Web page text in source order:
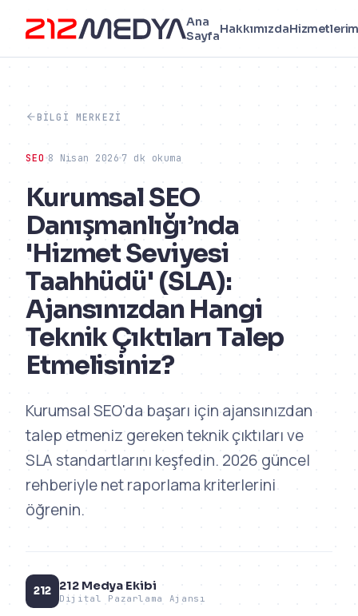
Ana
SayfaHakkımızda
BILGI MERKEZI
SEO 8 Nisan 2026 7 dk okuma
Kurumsal SEO
Danışmanlığı’nda
'Hizmet Seviyesi
Taahhüdü' (SLA):
Ajansınızdan Hangi
Teknik Çıktıları Talep
Etmelisiniz?
Kurumsal SEO'da başarı için ajansınızdan
talep etmeniz gereken teknik çıktıları ve
SLA standartlarını keşfedin. 2026 güncel
rehberiyle net raporlama kriterlerini
öğrenin.
212 212 Medya Ekibi
Dijital Pazarlama Ajansı